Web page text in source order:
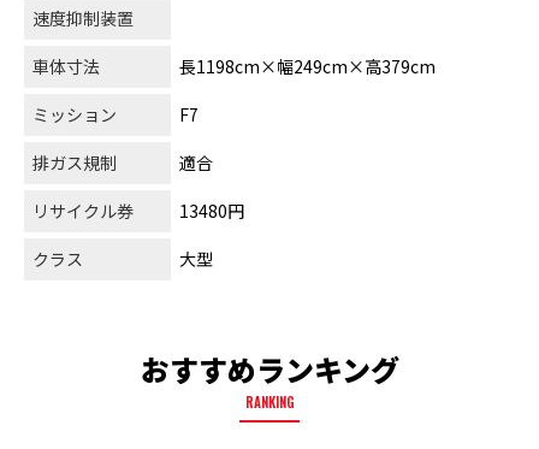
速度抑制装置
車体寸法
長1198cm×幅249cm×高379cm
ミッション
F7
排ガス規制
適合
リサイクル券
13480円
クラス
大型
おすすめランキング
RANKING